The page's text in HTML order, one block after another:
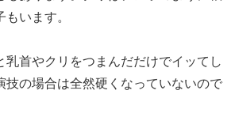
います。
乳首やクリをつまんだだけでイッてし
技の場合は全然硬くなっていないので